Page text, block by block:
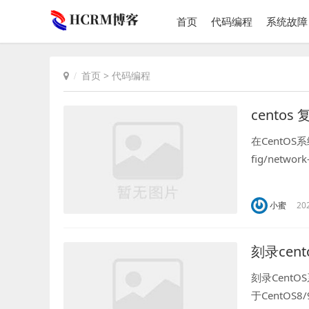
首页 代码编程 系统故障
首页 > 代码编程
centos
在CentOS
fig/
小蜜
刻录
刻录
于